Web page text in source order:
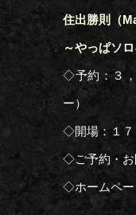
住出勝則（
～やっぱソ
◇予約：３
ー）
◇開場：１
◇ご予約・
◇ホームペー